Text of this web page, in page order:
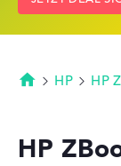
Startseite
HP HP
HP